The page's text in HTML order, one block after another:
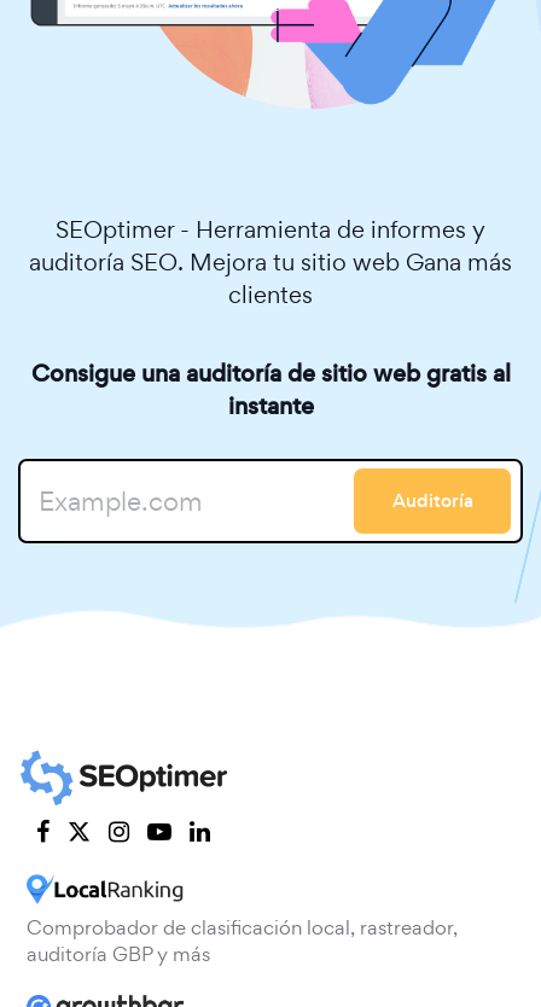
SEOptimer - Herramienta de informes y
auditoría SEO. Mejora tu sitio web Gana más
clientes
Consigue una auditoría de sitio web gratis al
instante
Auditoría
Comprobador de clasificación local, rastreador,
auditoría GBP y más